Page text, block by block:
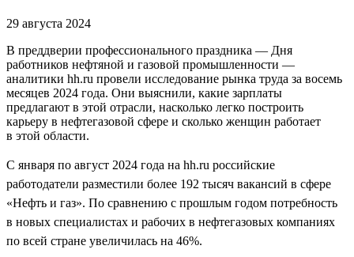
29 августа 2024
В преддверии профессионального праздника — Дня
работников нефтяной и газовой промышленности —
аналитики hh.ru провели исследование рынка труда за восемь
месяцев 2024 года. Они выяснили, какие зарплаты
предлагают в этой отрасли, насколько легко построить
карьеру в нефтегазовой сфере и сколько женщин работает
в этой области.
С января по август 2024 года на hh.ru российские
работодатели разместили более 192 тысяч вакансий в сфере
«Нефть и газ». По сравнению с прошлым годом потребность
в новых специалистах и рабочих в нефтегазовых компаниях
по всей стране увеличилась на 46%.